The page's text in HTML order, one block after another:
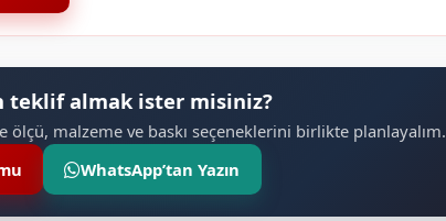
teklif almak ister misiniz?
ölçü, malzeme ve baskı seçeneklerini birlikte planlayalım.
WhatsApp’tan Yazın